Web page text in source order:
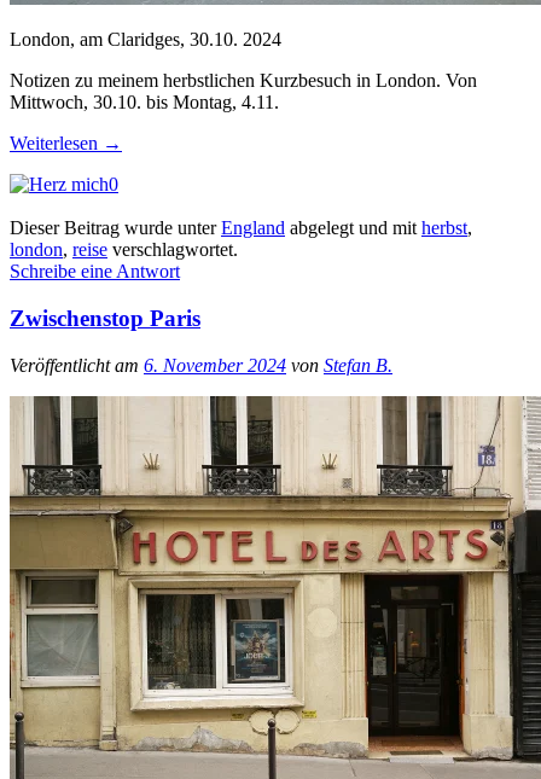
London, am Claridges, 30.10. 2024
Notizen zu meinem herbstlichen Kurzbesuch in London. Von
Mittwoch, 30.10. bis Montag, 4.11.
Weiterlesen →
0
Dieser Beitrag wurde unterEngland abgelegt und mit herbst,
london, reise verschlagwortet.
Schreibe eine Antwort
Zwischenstop Paris
Veröffentlicht am 6. November 2024 von Stefan B.